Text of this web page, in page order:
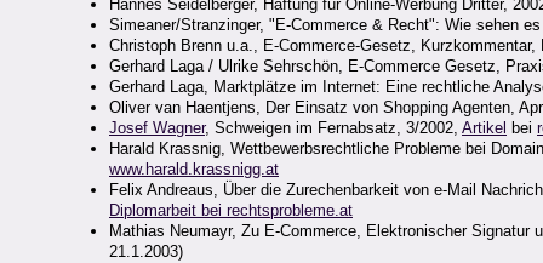
Hannes Seidelberger, Haftung für Online-Werbung Dritter,
Simeaner/Stranzinger, "E-Commerce & Recht": Wie sehen
Christoph Brenn u.a., E-Commerce-Gesetz, Kurzkommentar,
Gerhard Laga / Ulrike Sehrschön, E-Commerce Gesetz,
Gerhard Laga, Marktplätze im Internet: Eine rechtliche
Oliver van Haentjens, Der Einsatz von Shopping Agenten,
Josef Wagner, Schweigen im Fernabsatz, 3/2002, Artikel bei
Harald Krassnig, Wettbewerbsrechtliche Probleme bei
www.harald.krassnigg.at
Felix Andreaus, Über die Zurechenbarkeit von e-Mail
Diplomarbeit bei rechtsprobleme.at
Mathias Neumayr, Zu E-Commerce, Elektronischer Signatur
21.1.2003)